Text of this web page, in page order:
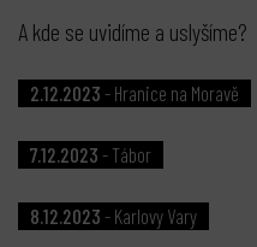
A kde se uvidíme a uslyšíme?
2.12.2023 - Hranice na Moravě
7.12.2023 - Tábor
8.12.2023 - Karlovy Vary